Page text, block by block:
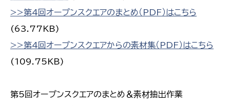
>>第4回オープンスクエアのまとめ（PDF）はこちら
(63.77KB)
>>第4回オープンスクエアからの素材集（PDF）はこちら
(109.75KB)
第5回オープンスクエアのまとめ＆素材抽出作業